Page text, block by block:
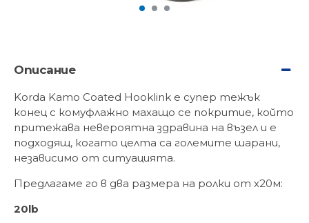
Описание
Korda Kamo Coated Hooklink е супер тежък
конец с комуфлажно махащо се покритие, който
притежава невероятна здравина на възел и е
подходящ, когато целта са големите шарани,
независимо от ситуацията.
Предлагаме го в два размера на ролки от х20м:
20lb